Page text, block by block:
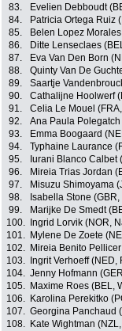
83.
Evelien Debboudt
84.
Patricia Ortega Ruiz
85.
Belen Lopez
86.
Ditte Lenseclaes
87.
Eva Van Den Born
88.
Quinty Van De
89.
Saartje
90.
Cathalijne Hoolwerf
91.
Celia Le Mouel
92.
Ana Paula
93.
Emma Boogaard
94.
Typhaine Laurance
95.
Iurani Blanco Calbet
96.
Mireia Trias Jordan
97.
Misuzu Shimoyama
98.
Isabella Stone
99.
Marijke De Smedt
100.
Ingrid Lorvik (NOR,
101.
Mylene De Zoete
102.
Mireia Benito
103.
Ingrit Verhoeff
104. Jenny Hofmann
105.
Maxime Roes (BEL,
106.
Karolina Perekitko
107. Georgina Panchaud
108.
Kate Wightman